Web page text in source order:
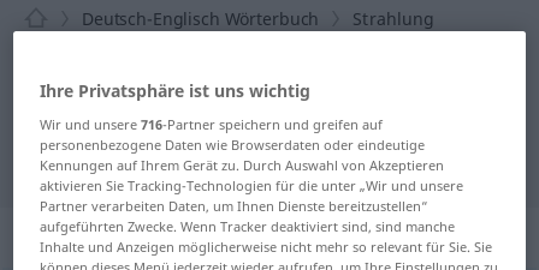
Deutsch-Englisch Wörterbuch Strahlung
"Strahlung"
"Strahlung" Englisch Übersetzung
„Strahlung“: Femininum
Ihre Privatsphäre ist uns wichtig
Wir und unsere716-Partner speichern und greifen auf
personenbezogene Daten wie Browserdaten oder eindeutige
Kennungen auf Ihrem Gerät zu. Durch Auswahl von Akzeptieren
aktivieren Sie Tracking-Technologien für die unter „Wir und unsere
Partner verarbeiten Daten, um Ihnen Dienste bereitzustellen“
aufgeführten Zwecke. Wenn Tracker deaktiviert sind, sind manche
Inhalte und Anzeigen möglicherweise nicht mehr so relevant für Sie. Sie